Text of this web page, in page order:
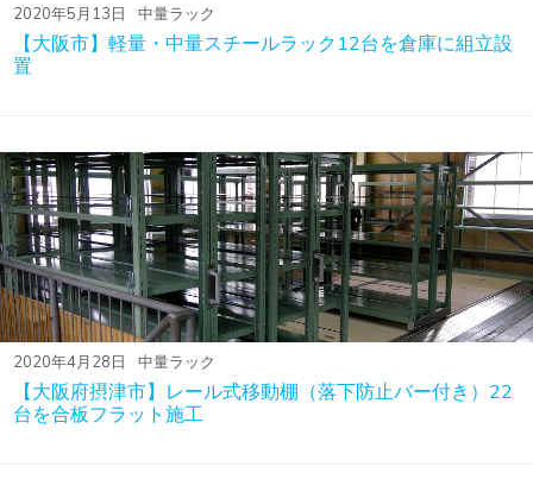
2020年5月13日 中量ラック
【大阪市】軽量・中量スチールラック12台を倉庫に組立設
置
2020年4月28日 中量ラック
【大阪府摂津市】レール式移動棚（落下防止バー付き）22
台を合板フラット施工